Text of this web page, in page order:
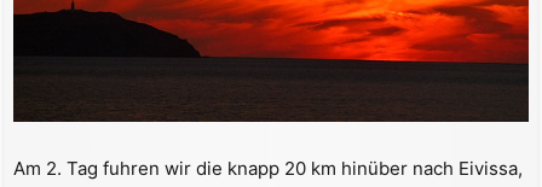
Am 2. Tag fuhren wir die knapp 20 km hinüber nach Eivissa,